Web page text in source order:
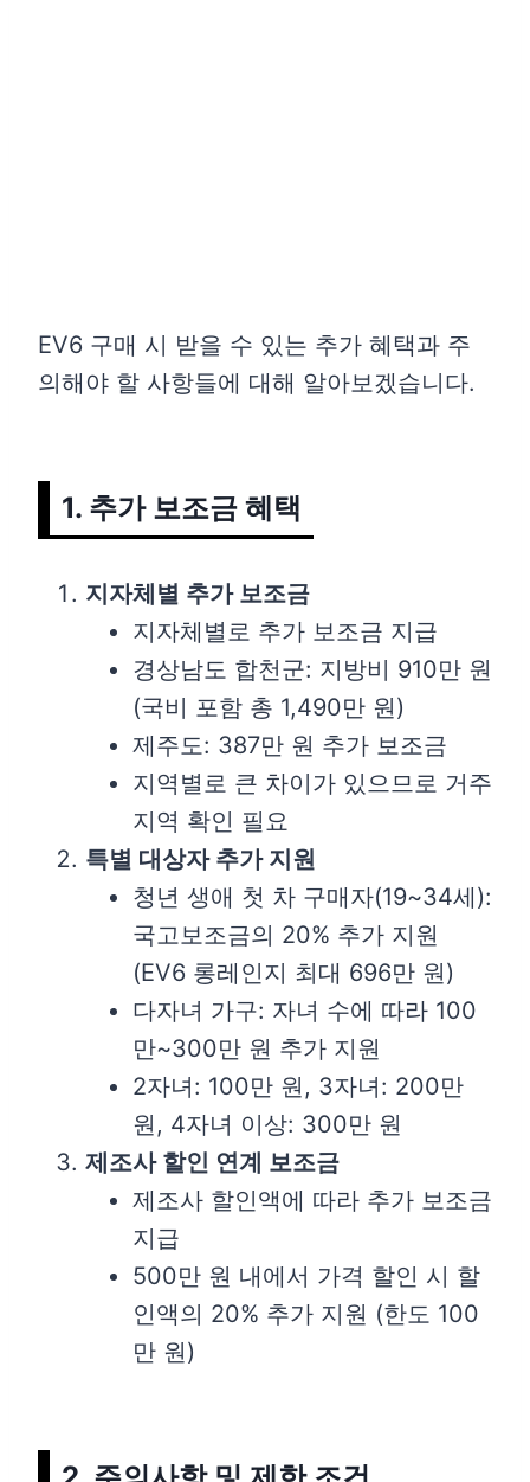
EV6 구매 시 받을 수 있는 추가 혜택과 주
의해야 할 사항들에 대해 알아보겠습니다.
1. 추가 보조금 혜택
지자체별 추가 보조금
지자체별로 추가 보조금 지급
경상남도 합천군: 지방비 910만 원
(국비 포함 총 1,490만 원)
제주도: 387만 원 추가 보조금
지역별로 큰 차이가 있으므로 거주
지역 확인 필요
특별 대상자 추가 지원
청년 생애 첫 차 구매자(19~34세):
국고보조금의 20% 추가 지원
(EV6 롱레인지 최대 696만 원)
다자녀 가구: 자녀 수에 따라 100
만~300만 원 추가 지원
2자녀: 100만 원, 3자녀: 200만
원, 4자녀 이상: 300만 원
제조사 할인 연계 보조금
제조사 할인액에 따라 추가 보조금
지급
500만 원 내에서 가격 할인 시 할
인액의 20% 추가 지원 (한도 100
만 원)